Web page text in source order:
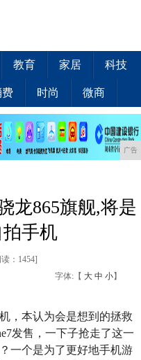
教育 家居 科技
费 时尚 微商
广告
龙865旗舰,将是
手机
读：1454]
字体:【 大 中 小】
，本认为会是想到的拯救
发售，一下子抢走了这一
一个是为了更好地手机游